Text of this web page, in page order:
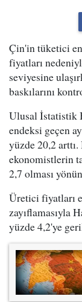
Çin'in tüketici
fiyatları
seviyesine
baskılarını
Ulusal İstatistik
endeksi geçen
yüzde 20,2
ekonomistlerin
2,7 olması
Üretici fiyatları
zayıflamasıyla
yüzde 4,2'ye